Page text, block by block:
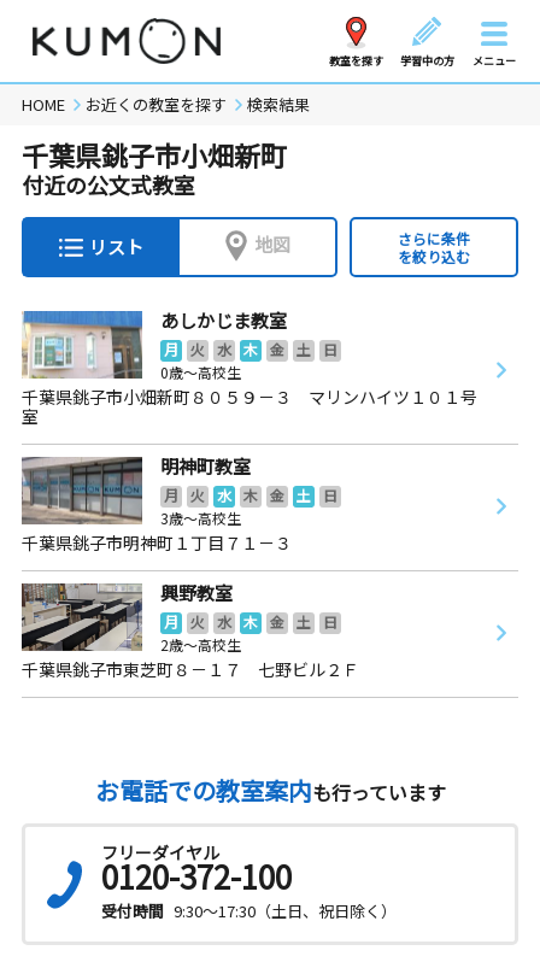
教室を探す 学習中の方 メニュー
HOME お近くの教室を探す 検索結果
千葉県銚子市小畑新町
付近の公文式教室
リスト 地図
さらに条件
を絞り込む
あしかじま教室
月 火 水 木 金 土
日
0歳～高校生
千葉県銚子市小畑新町８０５９－３ マリンハイツ１０１号
室
明神町教室
月 火 水 木 金 土
日
3歳～高校生
千葉県銚子市明神町１丁目７１－３
興野教室
月 火 水 木 金 土
日
2歳～高校生
千葉県銚子市東芝町８－１７ 七野ビル２Ｆ
お電話での教室案内も行っています
フリーダイヤル
0120-372-100
受付時間 9:30～17:30（土日、祝日除く）